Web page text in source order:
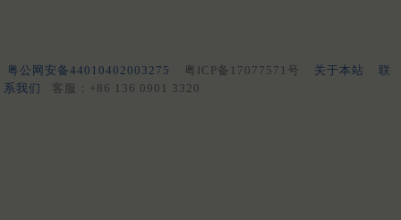
粤公网安备44010402003275 粤ICP备17077571号 关于本站
联
系我们
客服：+86 136 0901 3320